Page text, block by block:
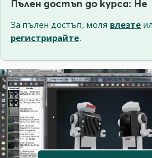
Пълен достъп до курса: Не
За пълен достъп, моля влезте
регистрирайте.